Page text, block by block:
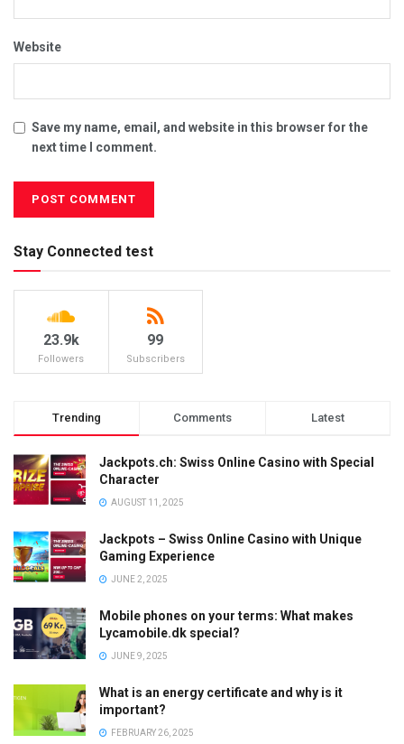
Website
Save my name, email, and website in this browser for the
next time I comment.
Stay Connected test
23.9k
Followers
99
Subscribers
Trending Comments Latest
Jackpots.ch: Swiss Online Casino with Special
Character
AUGUST 11, 2025
Jackpots – Swiss Online Casino with Unique
Gaming Experience
JUNE 2, 2025
Mobile phones on your terms: What makes
Lycamobile.dk special?
JUNE 9, 2025
What is an energy certificate and why is it
important?
FEBRUARY 26, 2025